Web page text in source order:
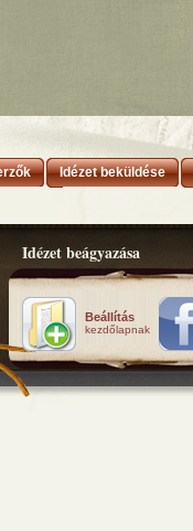
Idézet beküldése
Idézet beágyazása
Beállítás
kezdőlapnak